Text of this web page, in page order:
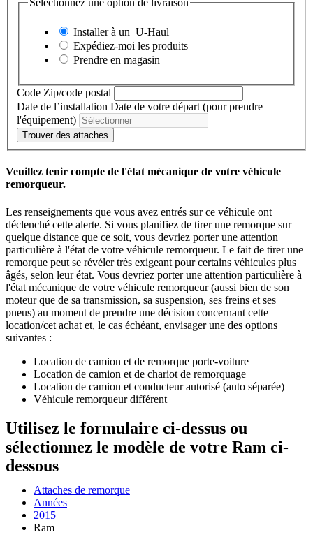
Sélectionnez une option de livraison
Installer à un U-Haul
Expédiez-moi les produits
Prendre en magasin
Code Zip/code postal
Date de l’installation Date de votre départ (pour prendre
l'équipement)
Trouver des attaches
Veuillez tenir compte de l'état mécanique de votre véhicule
remorqueur.
Les renseignements que vous avez entrés sur ce véhicule ont
déclenché cette alerte. Si vous planifiez de tirer une remorque sur
quelque distance que ce soit, vous devriez porter une attention
particulière à l'état de votre véhicule remorqueur. Le fait de tirer une
remorque peut se révéler très exigeant pour certains véhicules plus
âgés, selon leur état. Vous devriez porter une attention particulière à
l'état mécanique de votre véhicule remorqueur (aussi bien de son
moteur que de sa transmission, sa suspension, ses freins et ses
pneus) au moment de prendre une décision concernant cette
location/cet achat et, le cas échéant, envisager une des options
suivantes :
Location de camion et de remorque porte-voiture
Location de camion et de chariot de remorquage
Location de camion et conducteur autorisé (auto séparée)
Véhicule remorqueur différent
Utilisez le formulaire ci-dessus ou
sélectionnez le modèle de votre Ram ci-
dessous
Attaches de remorque
Années
2015
Ram